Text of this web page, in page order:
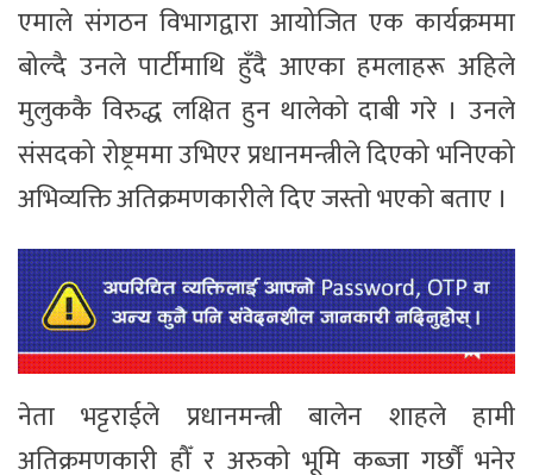
एमाले संगठन विभागद्वारा आयोजित एक कार्यक्रममा
बोल्दै उनले पार्टीमाथि हुँदै आएका हमलाहरू अहिले
मुलुककै विरुद्ध लक्षित हुन थालेको दाबी गरे । उनले
संसदको रोष्ट्रममा उभिएर प्रधानमन्त्रीले दिएको भनिएको
अभिव्यक्ति अतिक्रमणकारीले दिए जस्तो भएको बताए ।
नेता भट्टराईले प्रधानमन्त्री बालेन शाहले हामी
अतिक्रमणकारी हौँ र अरुको भूमि कब्जा गर्छौं भनेर